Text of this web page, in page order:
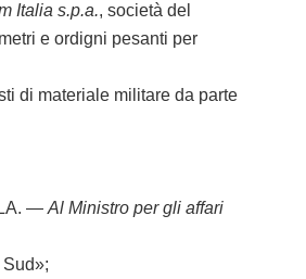
Italia s.p.a., società del
e ordigni pesanti per
di materiale militare da parte
— Al Ministro per gli affari